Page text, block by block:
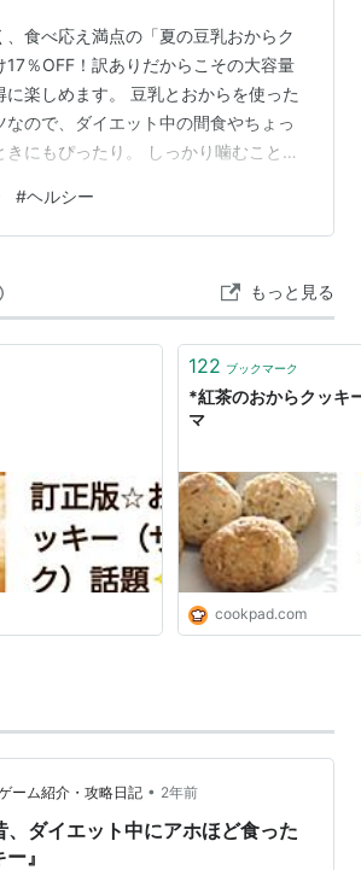
、食べ応え満点の「夏の豆乳おからク
17％OFF！訳ありだからこその大容量
に楽しめます。 豆乳とおからを使った
なので、ダイエット中の間食やちょっ
きにもぴったり。 しっかり噛むことで
限定フレーバーが楽しめるのも嬉しい
料でお届けだから、気軽に試しやすい
んか？ a.r10.to
#ヘルシー
もっと見る
122 ブックマーク
*紅茶のおからクッキ
マ
cookpad.com
ーム紹介・攻略日記 • 2年前
、ダイエット中にアホほど食った
』